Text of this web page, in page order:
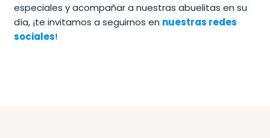
especiales y acompañar a nuestras abuelitas en su
día, ¡te invitamos a seguirnos en nuestras redes
sociales!